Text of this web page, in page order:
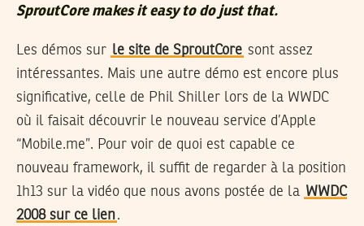
SproutCore makes it easy to do just that.
Les démos sur le site de SproutCore sont assez
intéressantes. Mais une autre démo est encore plus
significative, celle de Phil Shiller lors de la WWDC
où il faisait découvrir le nouveau service d’Apple
“Mobile.me”. Pour voir de quoi est capable ce
nouveau framework, il suffit de regarder à la position
1h13 sur la vidéo que nous avons postée de la WWDC
2008 sur ce lien.